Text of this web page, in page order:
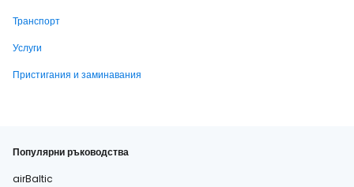
Транспорт
Услуги
Пристигания и заминавания
Популярни ръководства
airBaltic